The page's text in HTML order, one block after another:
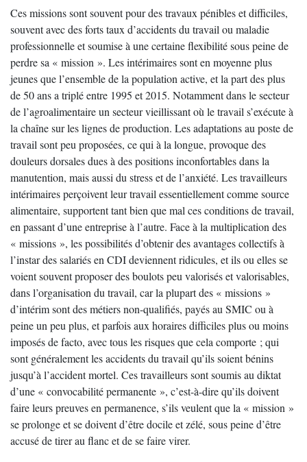
Ces missions sont souvent pour des travaux pénibles et difficiles,
souvent avec des forts taux d’accidents du travail ou maladie
professionnelle et soumise à une certaine flexibilité sous peine de
perdre sa « mission ». Les intérimaires sont en moyenne plus
jeunes que l’ensemble de la population active, et la part des plus
de 50 ans a triplé entre 1995 et 2015. Notamment dans le secteur
de l’agroalimentaire un secteur vieillissant où le travail s’exécute à
la chaîne sur les lignes de production. Les adaptations au poste de
travail sont peu proposées, ce qui à la longue, provoque des
douleurs dorsales dues à des positions inconfortables dans la
manutention, mais aussi du stress et de l’anxiété. Les travailleurs
intérimaires perçoivent leur travail essentiellement comme source
alimentaire, supportent tant bien que mal ces conditions de travail,
en passant d’une entreprise à l’autre. Face à la multiplication des
« missions », les possibilités d’obtenir des avantages collectifs à
l’instar des salariés en CDI deviennent ridicules, et ils ou elles se
voient souvent proposer des boulots peu valorisés et valorisables,
dans l’organisation du travail, car la plupart des « missions »
d’intérim sont des métiers non-qualifiés, payés au SMIC ou à
peine un peu plus, et parfois aux horaires difficiles plus ou moins
imposés de facto, avec tous les risques que cela comporte ; qui
sont généralement les accidents du travail qu’ils soient bénins
jusqu’à l’accident mortel. Ces travailleurs sont soumis au diktat
d’une « convocabilité permanente », c’est-à-dire qu’ils doivent
faire leurs preuves en permanence, s’ils veulent que la « mission »
se prolonge et se doivent d’être docile et zélé, sous peine d’être
accusé de tirer au flanc et de se faire virer.